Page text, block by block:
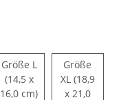
Größe L
(14,5 x
16,0 cm)Größe L (14,5 x
Größe
XL (18,9
x 21,0